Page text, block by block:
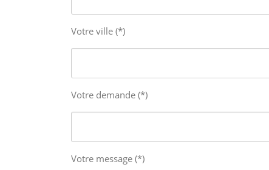
Votre ville (*)
Votre demande (*)
Votre message (*)